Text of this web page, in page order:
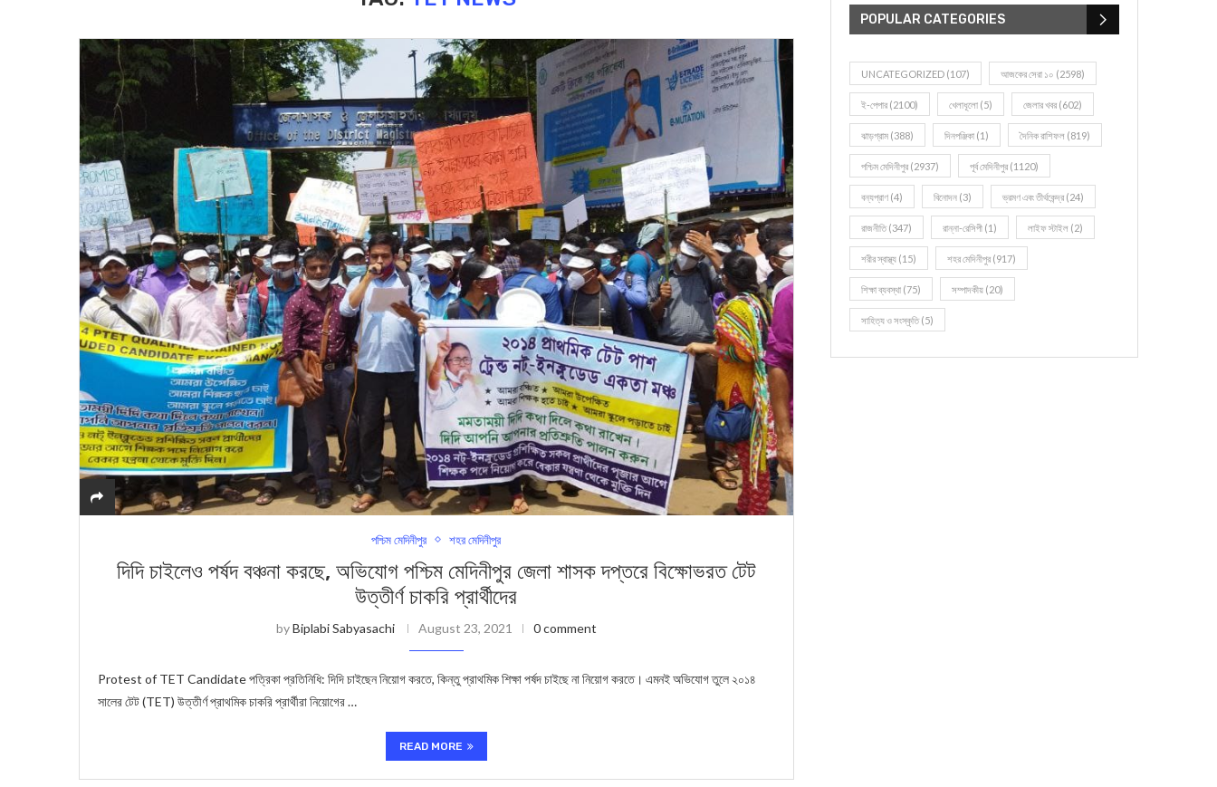
পশ্চিম মেদিনীপুর শহর মেদিনীপুর
দিদি চাইলেও পর্ষদ বঞ্চনা করছে, অভিযোগ পশ্চিম মেদিনীপুর জেলা শাসক দপ্তরে বিক্ষোভরত টেট
উত্তীর্ণ চাকরি প্রার্থীদের
byBiplabi Sabyasachi August 23, 2021 0 comment
Protest of TET Candidate পত্রিক‍া প্রতিনিধি: দিদি চাইছেন নিয়োগ করতে, কিন্তু প্রাথমিক শিক্ষা পর্ষদ চাইছে না নিয়োগ করতে। এমনই অভিযোগ তুলে ২০১৪
সালের টেট (TET) উত্তীর্ণ প্রাথমিক চাকরি প্রার্থীরা নিয়োগের …
READ MORE
POPULAR CATEGORIES
UNCATEGORIZED (107) আজকের সেরা ১০ (2598)
ই-পেপার (2100) খেলাধূলো (5) জেলার খবর (602)
ঝাড়গ্রাম (388) দিনপঞ্জিকা (1) দৈনিক রাশিফল (819)
পশ্চিম মেদিনীপুর (2937) পূর্ব মেদিনীপুর (1120)
বন্যপ্রাণ (4) বিনোদন (3) ভ্রমণ এবং তীর্থকেন্দ্র (24)
রাজনীতি(347) রান্না-রেসিপী (1) লাইফ স্টাইল (2)
শরীর স্বাস্থ্য (15) শহর মেদিনীপুর (917)
শিক্ষা ব্যবস্থা (75) সম্পাদকীয় (20)
সাহিত্য ও সংস্কৃতি(5)